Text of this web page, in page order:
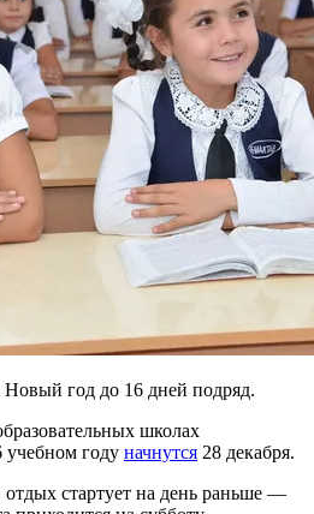
Новый год до 16 дней подряд.
школах
учебном году начнутся 28 декабря.
отдых стартует на день раньше —